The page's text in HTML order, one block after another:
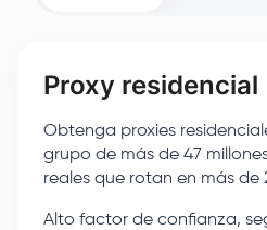
Proxy residencial
Obtenga proxies
grupo de más de 47
reales que rotan en más de
Alto factor de confianza,